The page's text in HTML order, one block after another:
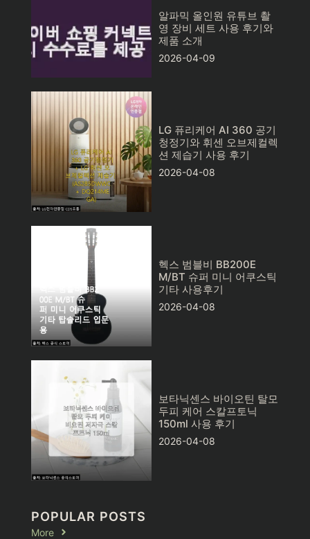
알파믹 올인원 유튜브 촬
영 장비 세트 사용 후기와
제품 소개
2026-04-09
LG 퓨리케어 AI 360 공기
청정기와 휘센 오브제컬렉
션 제습기 사용 후기
2026-04-08
헥스 범블비 BB200E
M/BT 슈퍼 미니 어쿠스틱
기타 사용후기
2026-04-08
보타닉센스 바이오틴 탈모
두피 케어 스칼프토닉
150ml 사용 후기
2026-04-08
POPULAR POSTS
More